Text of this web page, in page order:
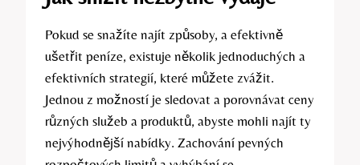
Pokud se snažíte najít způsoby, a efektivně
ušetřit peníze, existuje několik jednoduchých a
efektivních strategií, které můžete zvážit.
Jednou z možností je sledovat a porovnávat ceny
různých služeb a produktů, abyste mohli najít ty
nejvýhodnější nabídky. Zachování pevných